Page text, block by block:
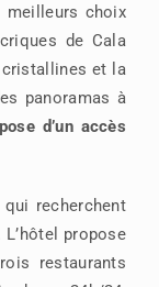
meilleurs choix
de Cala
cristallines et la
panoramas à
d’un accès
recherchent
propose
restaurants